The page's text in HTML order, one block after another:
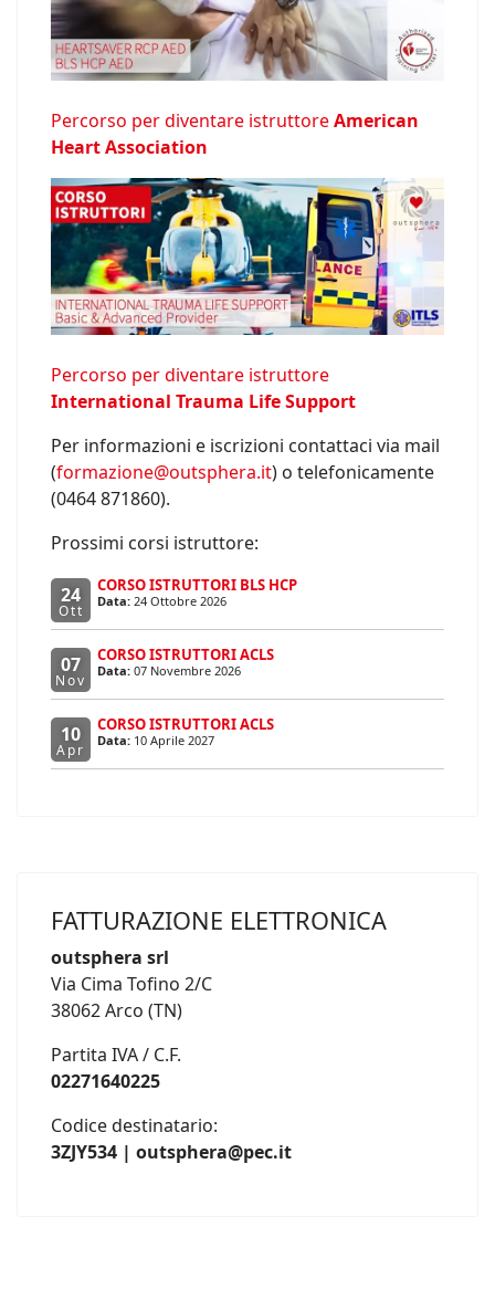
Percorso per diventare istruttoreAmerican
Heart Association
Percorso per diventare istruttore
International Trauma Life Support
Per informazioni e iscrizioni contattaci via mail
(formazione@outsphera.it) o telefonicamente
(0464 871860).
Prossimi corsi istruttore:
24
Ott
CORSO ISTRUTTORI BLS HCP
Data: 24 Ottobre 2026
07
Nov
CORSO ISTRUTTORI ACLS
Data: 07 Novembre 2026
10
Apr
CORSO ISTRUTTORI ACLS
Data: 10 Aprile 2027
FATTURAZIONE ELETTRONICA
outsphera srl
Via Cima Tofino 2/C
38062 Arco (TN)
Partita IVA / C.F.
02271640225
Codice destinatario:
3ZJY534 | outsphera@pec.it